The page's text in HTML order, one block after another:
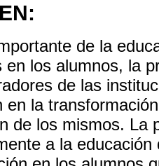
de la
en los alumnos, la
de las
en la
de los mismos. La
a la